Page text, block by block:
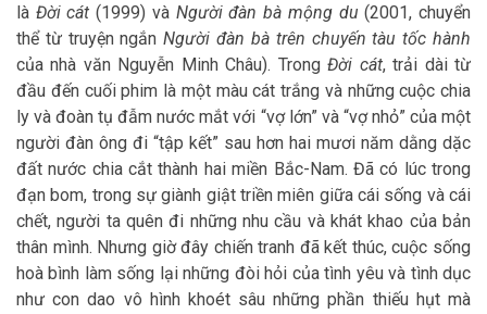
là Đời cát(1999) và Người đàn bà mộng du (2001, chuyển
thể từ truyện ngắn Người đàn bà trên chuyến tàu tốc hành
của nhà văn Nguyễn Minh Châu). TrongĐời cát, trải dài từ
đầu đến cuối phim là một màu cát trắng và những cuộc chia
ly và đoàn tụ đẫm nước mắt với “vợ lớn” và “vợ nhỏ” của một
người đàn ông đi “tập kết” sau hơn hai mươi năm dằng dặc
đất nước chia cắt thành hai miền Bắc-Nam. Đã có lúc trong
đạn bom, trong sự giành giật triền miên giữa cái sống và cái
chết, người ta quên đi những nhu cầu và khát khao của bản
thân mình. Nhưng giờ đây chiến tranh đã kết thúc, cuộc sống
hoà bình làm sống lại những đòi hỏi của tình yêu và tình dục
như con dao vô hình khoét sâu những phần thiếu hụt mà